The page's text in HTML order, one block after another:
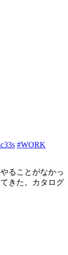
#WORK
ることがなかっ
きた。カタログ